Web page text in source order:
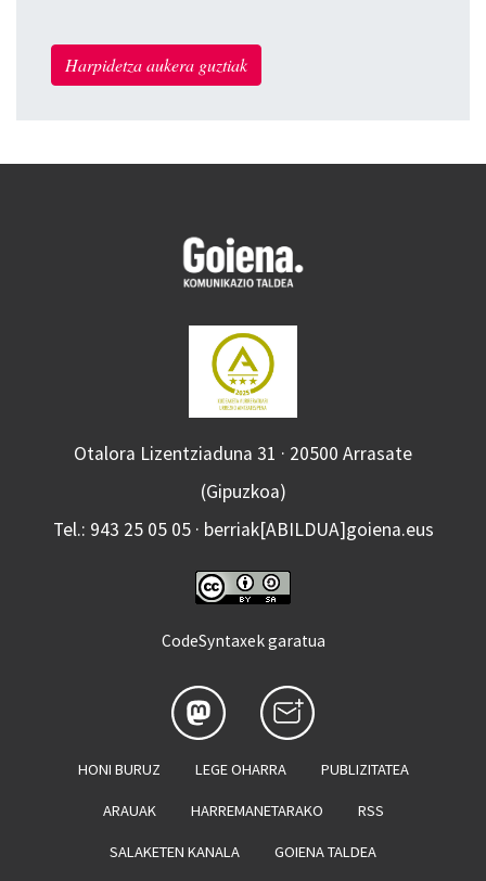
Harpidetza aukera guztiak
Otalora Lizentziaduna 31 · 20500 Arrasate
(Gipuzkoa)
Tel.: 943 25 05 05 · berriak[ABILDUA]goiena.eus
CodeSyntaxek garatua
HONI BURUZ LEGE OHARRA PUBLIZITATEA
ARAUAK HARREMANETARAKO RSS
SALAKETEN KANALA GOIENA TALDEA